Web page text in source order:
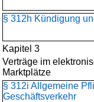
§ 312h Kündigung
Kapitel 3
Verträge im
Marktplätze
§ 312i Allgemeine
Geschäftsverkehr